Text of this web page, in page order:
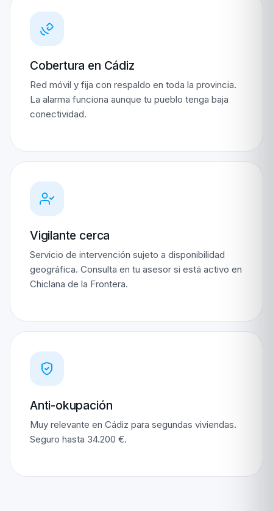
Cobertura en Cádiz
Red móvil y fija con respaldo en toda la provincia.
La alarma funciona aunque tu pueblo tenga baja
conectividad.
Vigilante cerca
Servicio de intervención sujeto a disponibilidad
geográfica. Consulta en tu asesor si está activo en
Chiclana de la Frontera.
Anti-okupación
Muy relevante en Cádiz para segundas viviendas.
Seguro hasta 34.200 €.